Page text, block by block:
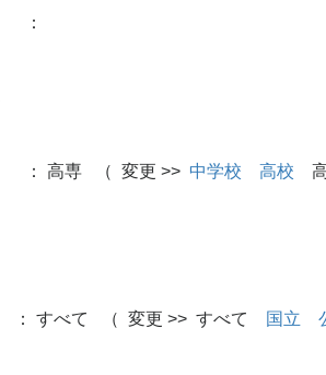
：
： 高専 （ 変更 >> 中学校 高校
： すべて （ 変更 >> すべて 国立